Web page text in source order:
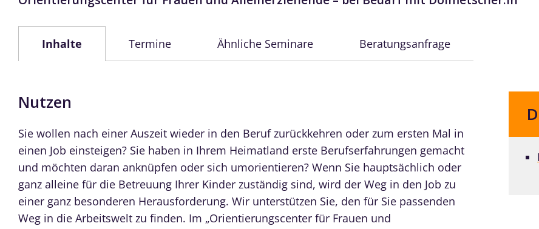
Inhalte Termine Ähnliche Seminare Beratungsanfrage
Nutzen
Sie wollen nach einer Auszeit wieder in den Beruf zurückkehren oder zum ersten Mal in
einen Job einsteigen? Sie haben in Ihrem Heimatland erste Berufserfahrungen gemacht
und möchten daran anknüpfen oder sich umorientieren? Wenn Sie hauptsächlich oder
ganz alleine für die Betreuung Ihrer Kinder zuständig sind, wird der Weg in den Job zu
einer ganz besonderen Herausforderung. Wir unterstützen Sie, den für Sie passenden
Weg in die Arbeitswelt zu finden. Im „Orientierungscenter für Frauen und